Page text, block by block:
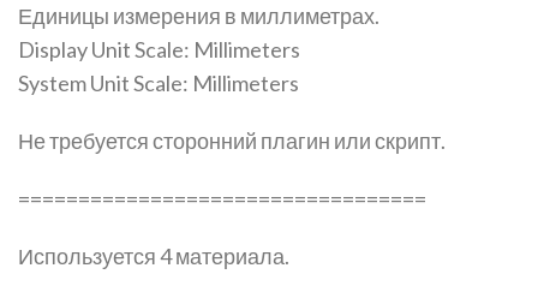
Единицы измерения в миллиметрах.
Display Unit Scale: Millimeters
System Unit Scale: Millimeters
Не требуется сторонний плагин или скрипт.
==================================
Используется 4 материала.